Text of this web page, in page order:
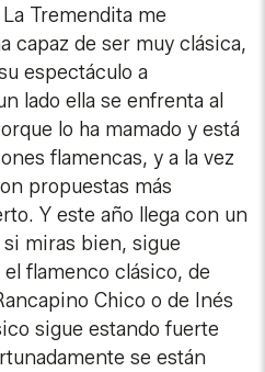
Tremendita me
capaz de ser muy clásica,
espectáculo a
lado ella se enfrenta al
lo ha mamado y está
flamencas, y a la vez
propuestas más
Y este año llega con un
miras bien, sigue
flamenco clásico, de
Chico o de Inés
sigue estando fuerte
se están